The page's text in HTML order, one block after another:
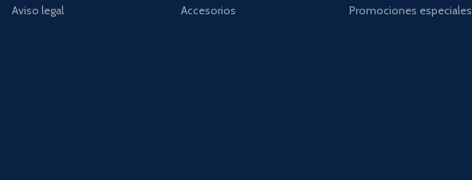
Aviso legal
Accesorios
Promociones especiales